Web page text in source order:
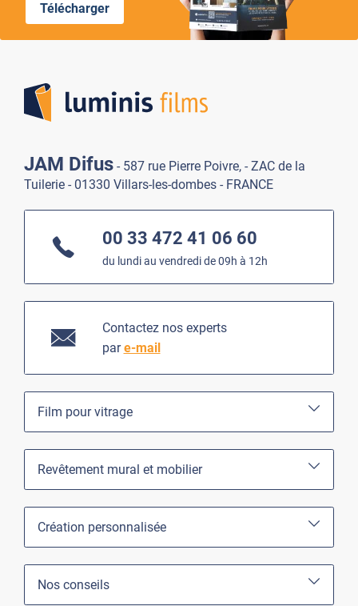
Télécharger
JAM Difus - 587 rue Pierre Poivre, - ZAC de la
Tuilerie - 01330 Villars-les-dombes - FRANCE
00 33 472 41 06 60
du lundi au vendredi de 09h à 12h
Contactez nos experts
pare-mail
Film pour vitrage
Revêtement mural et mobilier
Création personnalisée
Nos conseils